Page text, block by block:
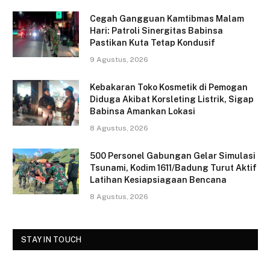
c
e
b
o
k
itt
er
ai ar
e
Cegah Gangguan Kamtibmas Malam
Hari: Patroli Sinergitas Babinsa
Pastikan Kuta Tetap Kondusif
9 Agustus, 2026
Kebakaran Toko Kosmetik di Pemogan
Diduga Akibat Korsleting Listrik, Sigap
Babinsa Amankan Lokasi
8 Agustus, 2026
500 Personel Gabungan Gelar Simulasi
Tsunami, Kodim 1611/Badung Turut Aktif
Latihan Kesiapsiagaan Bencana
8 Agustus, 2026
STAY IN TOUCH